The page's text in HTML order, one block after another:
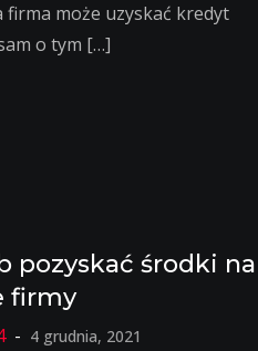
może uzyskać kredyt
o tym […]
pozyskać środki na
firmy
4 grudnia, 2021